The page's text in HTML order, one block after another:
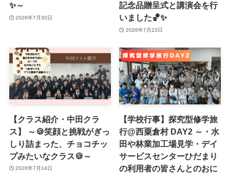
✨～
2026年7月30日
記念品贈呈式と講演会を行
いました🏀✨
2026年7月23日
【クラス紹介・中田クラ
ス】 ～🍪笑顔と挑戦がぎっ
しり詰まった、チョコチッ
プみたいなクラス🍪～
2026年7月14日
【学校行事】探究型修学旅
行@西粟倉村 DAY2 ～・水
田や林業加工場見学・デイ
サービスセンターひだまり
の利用者の皆さんとのおに